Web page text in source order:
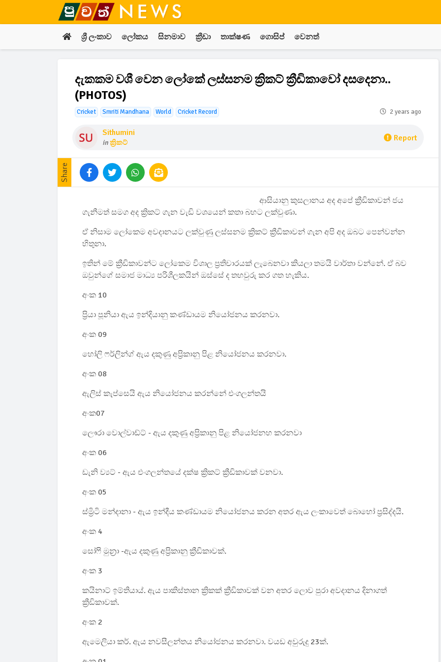
ශ්‍රී ලංකාව ලෝකය සිනමාව ක්‍රීඩා තාක්ෂණ ගොසිප් වෙනත්
දැකකම වශී වෙන ලෝකේ ලස්සනම ක්‍රිකට් ක්‍රීඩිකාවෝ දසදෙනා..
(PHOTOS)
Cricket Smriti Mandhana World Cricket Record 2 years ago
Sithumini
inක්‍රිකට් Report
Share
ආසියානු කුසලානය අද අපේ ක්‍රීඩිකාවන් ජය
ගැනීමත් සමග අද ක්‍රිකට් ගැන වැඩි වශයෙන් කතා බහට ලක්වුණා.
ඒ නිසාම ලෝකෙම අවදානයට ලක්වුණු ලස්සනම ක්‍රිකට් ක්‍රීඩිකාවන් ගැන අපි අද ඔබට පෙන්වන්න
හිතුනා.
ඉතින් මේ ක්‍රීඩිකාවන්ට ලෝකෙම විශාල ප්‍රතිචාරයක් ලැබෙනවා කියලා තමයි වාර්තා වන්නේ. ඒ බව
ඔවුන්ගේ සමාජ මාධ්‍ය පරිශීලකයින් ඔස්සේ ද තහවුරු කර ගත හැකිය.
අංක 10
ප්‍රියා පූනියා ඇය ඉන්දියානු කණ්ඩායම නියෝජනය කරනවා.
අංක 09
හෝලි ෆර්ලින්ග් ඇය දකුණු අප්‍රිකානු පිළ නියෝජනය කරනවා.
අංක 08
ඇලිස් කැප්සෙයි ඇය නියෝජනය කරන්නේ එංගලන්තයි
අංක07
ලෞරා වොල්වාඩ්ට් - ඇය දකුණු අප්‍රිකානු පිළ නියෝජනහ කරනවා
අංක 06
ඩැනි ව්‍යට් - ඇය එංගලන්තයේ දක්ෂ ක්‍රිකට් ක්‍රීඩිකාවක් වනවා.
අංක 05
ස්ම්‍රිටි මන්දානා - ඇය ඉන්දීය කණ්ඩායම නියෝජනය කරන අතර ඇය ලංකාවෙත් බොහෝ ප්‍රසිද්දයි.
අංක 4
සෝෆි මුන්‍රා -ඇය දකුණු අප්‍රිකානු ක්‍රීඩිකාවක්.
අංක 3
කයිනාට් ඉම්තියාය්. ඇය පාකිස්තාන ක්‍රිකක් ක්‍රීඩිකාවක් වන අතර ලොව පුරා අවදානය දිනාගත්
ක්‍රීඩිකාවක්.
අංක 2
ඇමෙලියා කර්. ඇය නවසීලන්තය නියෝජනය කරනවා. වයඩ අවුරුදු 23ක්.